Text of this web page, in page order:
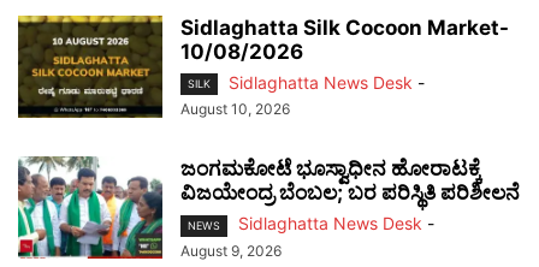
Sidlaghatta Silk Cocoon Market-
10/08/2026
SILK Sidlaghatta News Desk -
August 10, 2026
ಜಂಗಮಕೋಟೆ ಭೂಸ್ವಾಧೀನ ಹೋರಾಟಕ್ಕೆ
ವಿಜಯೇಂದ್ರ ಬೆಂಬಲ; ಬರ ಪರಿಸ್ಥಿತಿ ಪರಿಶೀಲನೆ
NEWS Sidlaghatta News Desk -
August 9, 2026